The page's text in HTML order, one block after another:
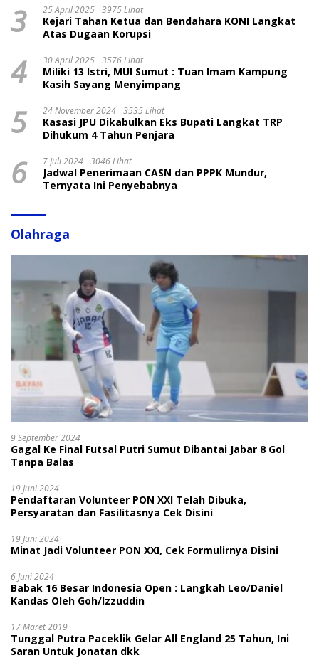
3 25 April 2025 3975 Lihat
Kejari Tahan Ketua dan Bendahara KONI Langkat
Atas Dugaan Korupsi
4 30 April 2025 3576 Lihat
Miliki 13 Istri, MUI Sumut : Tuan Imam Kampung
Kasih Sayang Menyimpang
5 24 November 2024 3535 Lihat
Kasasi JPU Dikabulkan Eks Bupati Langkat TRP
Dihukum 4 Tahun Penjara
6 7 Juli 2024 3046 Lihat
Jadwal Penerimaan CASN dan PPPK Mundur,
Ternyata Ini Penyebabnya
Olahraga
9 September 2024
Gagal Ke Final Futsal Putri Sumut Dibantai Jabar 8 Gol
Tanpa Balas
19 Juni 2024
Pendaftaran Volunteer PON XXI Telah Dibuka,
Persyaratan dan Fasilitasnya Cek Disini
19 Juni 2024
Minat Jadi Volunteer PON XXI, Cek Formulirnya Disini
6 Juni 2024
Babak 16 Besar Indonesia Open : Langkah Leo/Daniel
Kandas Oleh Goh/Izzuddin
17 Maret 2019
Tunggal Putra Paceklik Gelar All England 25 Tahun, Ini
Saran Untuk Jonatan dkk